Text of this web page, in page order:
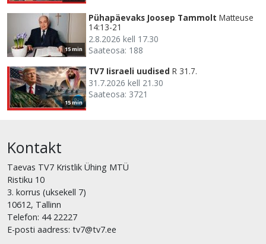
15 min
Pühapäevaks Joosep Tammolt Matteuse
14:13-21
2.8.2026 kell 17.30
Saateosa: 188
15 min
TV7 Iisraeli uudised R 31.7.
31.7.2026 kell 21.30
Saateosa: 3721
Kontakt
Taevas TV7 Kristlik Ühing MTÜ
Ristiku 10
3. korrus (uksekell 7)
10612, Tallinn
Telefon: 44 22227
E-posti aadress: tv7@tv7.ee